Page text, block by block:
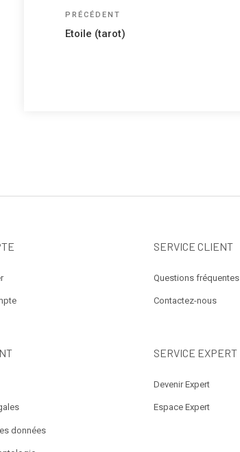
Navigation
de
Article
précédent
PRÉCÉDENT
Etoile (tarot)
données
SERVICE CLIENT
Questions fréquentes
Contactez-nous
SERVICE EXPERT
Devenir Expert
Espace Expert